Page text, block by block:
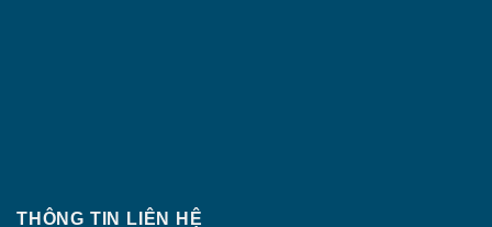
THÔNG TIN LIÊN HỆ